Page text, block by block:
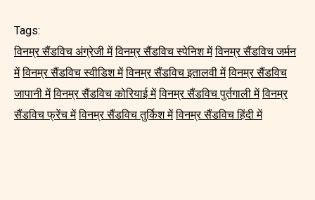
Tags:
विनम्र सैंडविच अंग्रेजी में विनम्र सैंडविच स्पेनिश में विनम्र सैंडविच जर्मन
में विनम्र सैंडविच स्वीडिश में विनम्र सैंडविच इतालवी में विनम्र सैंडविच
जापानी में विनम्र सैंडविच कोरियाई में विनम्र सैंडविच पुर्तगाली में विनम्र
सैंडविच फ्रेंच में विनम्र सैंडविच तुर्किश में विनम्र सैंडविच हिंदी में